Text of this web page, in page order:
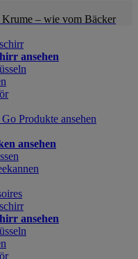
– wie vom Bäcker
ansehen
Produkte ansehen
ansehen
ansehen